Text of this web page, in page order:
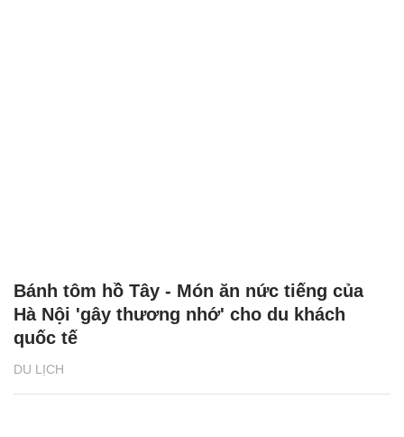
DU LỊCH
Bánh tôm hồ Tây - Món ăn nức tiếng của
Hà Nội 'gây thương nhớ' cho du khách
quốc tế